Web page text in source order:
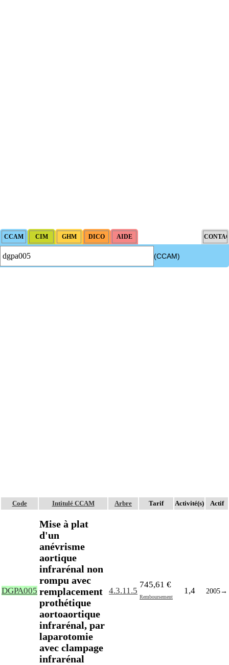
(CCAM)
Code Intitulé CCAM Arbre Tarif Activité(s) Actif
DGPA005
Mise à plat
d'un
anévrisme
aortique
infrarénal non
rompu avec
remplacement
prothétique
aortoaortique
infrarénal, par
laparotomie
avec clampage
infrarénal
4.3.11.5
745,61 €
Remboursement
1,4 2005→